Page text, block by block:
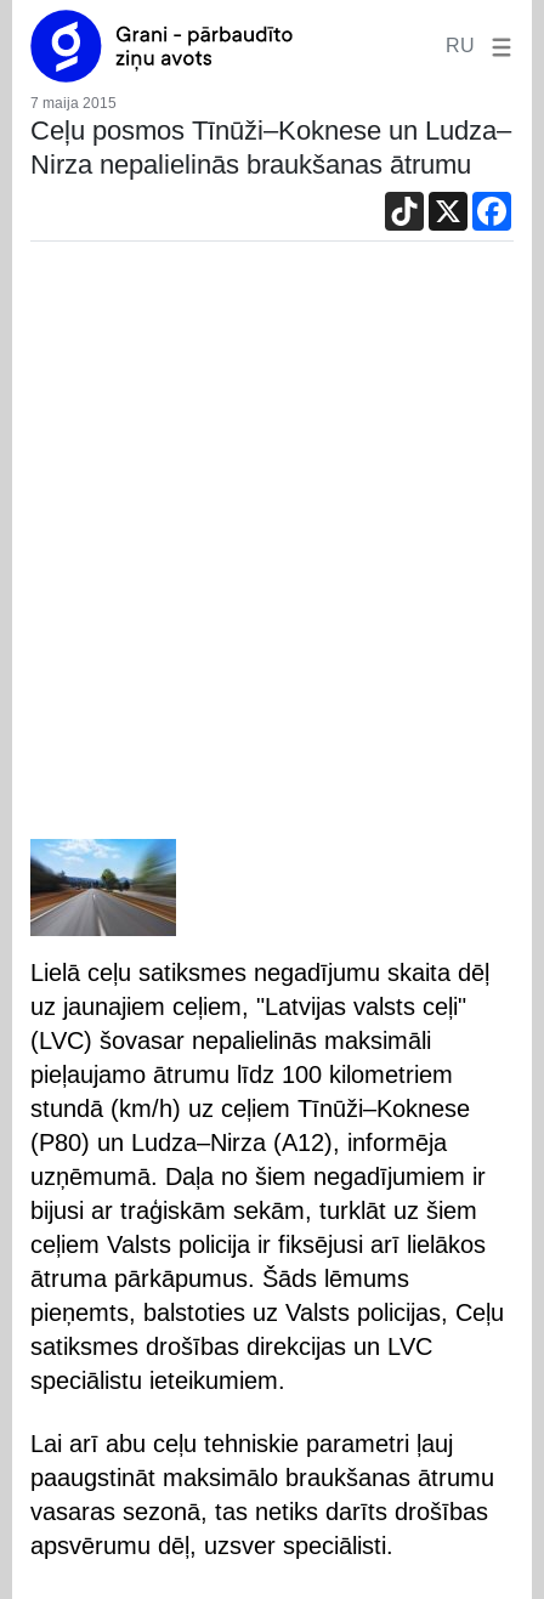
RU
7 maija 2015
Ceļu posmos Tīnūži–Koknese un Ludza–
Nirza nepalielinās braukšanas ātrumu
TikTok
X
Lielā ceļu satiksmes negadījumu skaita dēļ
uz jaunajiem ceļiem, "Latvijas valsts ceļi"
(LVC) šovasar nepalielinās maksimāli
pieļaujamo ātrumu līdz 100 kilometriem
stundā (km/h) uz ceļiem Tīnūži–Koknese
(P80) un Ludza–Nirza (A12), informēja
uzņēmumā. Daļa no šiem negadījumiem ir
bijusi ar traģiskām sekām, turklāt uz šiem
ceļiem Valsts policija ir fiksējusi arī lielākos
ātruma pārkāpumus. Šāds lēmums
pieņemts, balstoties uz Valsts policijas, Ceļu
satiksmes drošības direkcijas un LVC
speciālistu ieteikumiem.
Lai arī abu ceļu tehniskie parametri ļauj
paaugstināt maksimālo braukšanas ātrumu
vasaras sezonā, tas netiks darīts drošības
apsvērumu dēļ, uzsver speciālisti.